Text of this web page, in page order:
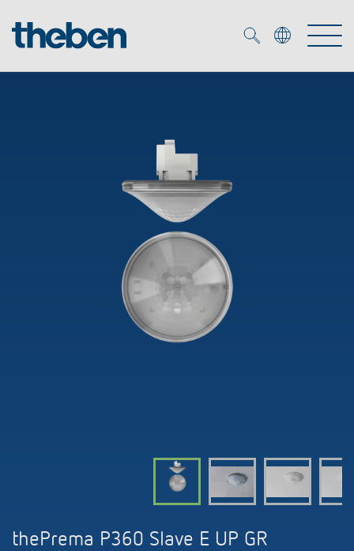
Närvaro- och rörelsedetektor
OEM lösningar
DALI-2 Beslysningsstyrning
Bryt & dimning LED
Jobb och karriär
Miljö
Internationell försäljning
LUXORliving
thePrema P360 Slave E UP GR